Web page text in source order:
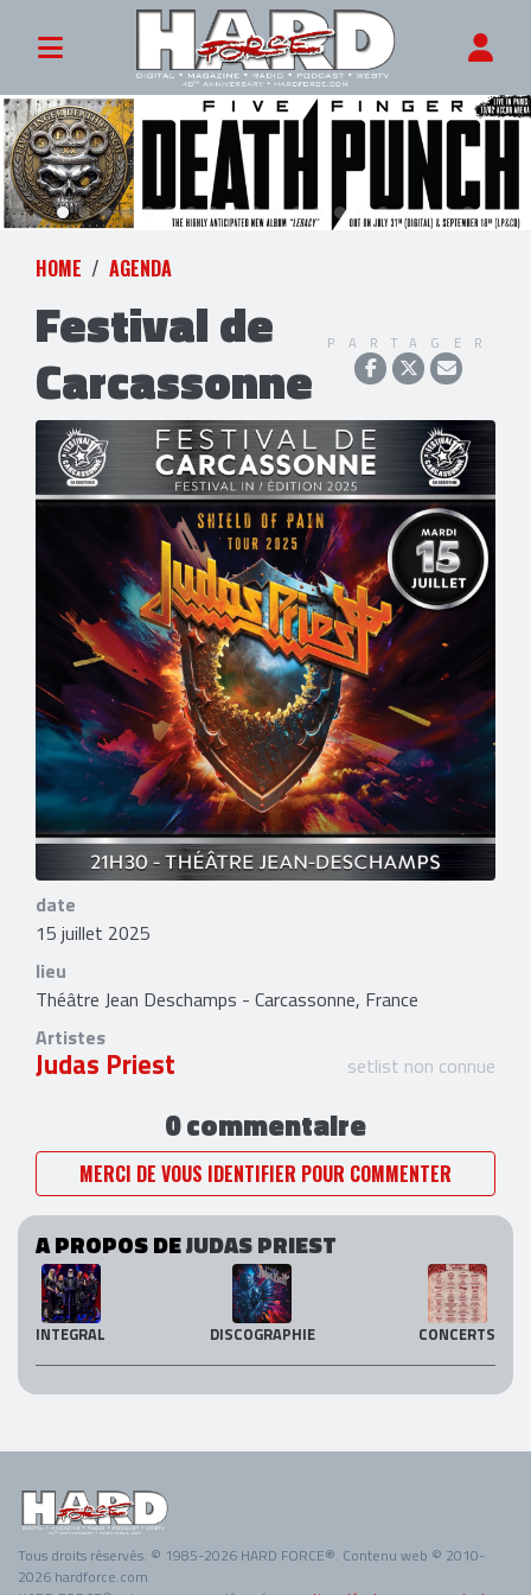
HOME AGENDA
Festival de
Carcassonne
PARTAGER
date
15 juillet 2025
lieu
Théâtre Jean Deschamps - Carcassonne, France
Artistes
Judas Priest setlist non connue
0 commentaire
MERCI DE VOUS IDENTIFIER POUR COMMENTER
A PROPOS DEJUDAS PRIEST
INTEGRAL DISCOGRAPHIE CONCERTS
Tous droits réservés. © 1985-2026 HARD FORCE®. Contenu web © 2010-
2026 hardforce.com